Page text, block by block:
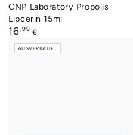
CNP Laboratory Propolis
Lipcerin 15ml
Regulärer
16 ,99 €
AUSVERKAUFT